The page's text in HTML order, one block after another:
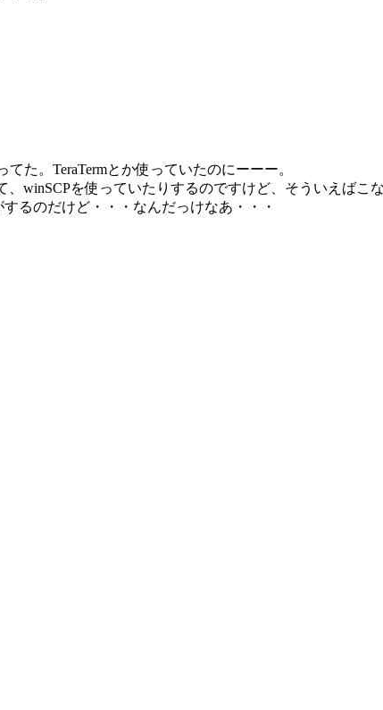
た。TeraTermとか使っていたのにーーー。
winSCPを使っていたりするのですけど、そういえば
るのだけど・・・なんだっけなあ・・・